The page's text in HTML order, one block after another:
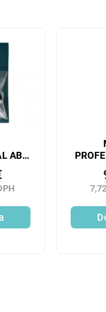
ABS
20
nerez